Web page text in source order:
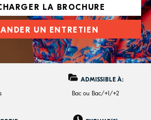
LA BROCHURE
UN ENTRETIEN
ADMISSIBLE À:
Bac ou Bac/+1/+2